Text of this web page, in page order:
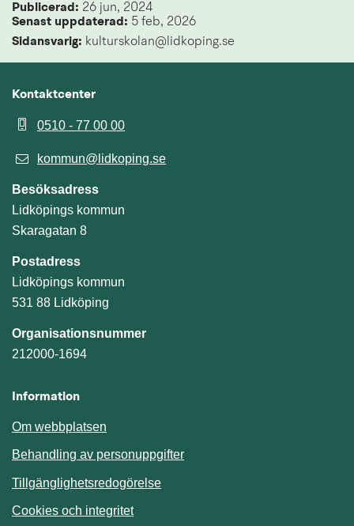
Publicerad: 26 jun, 2024
Senast uppdaterad: 5 feb, 2026
Sidansvarig: kulturskolan@lidkoping.se
Kontaktcenter
0510 - 77 00 00
kommun@lidkoping.se
Besöksadress
Lidköpings kommun
Skaragatan 8
Postadress
Lidköpings kommun
531 88 Lidköping
Organisationsnummer
212000-1694
Information
Om webbplatsen
Behandling av personuppgifter
Tillgänglighetsredogörelse
Cookies och integritet